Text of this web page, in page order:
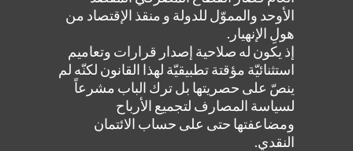
الأوحد والمموّل للدولة و منقذ الإقتصاد من
هولِ الإنهيار.
إذ يكون له صلاحية إصدار قرارات وتعاميم
استثنائيّة مؤقتة تطبيقيّة لهذا القانون لكنّه لم
ينصّ على حصريتها بل ترك الباب مشرعاً
لسياسة المصارف لتجميع الأرباح
ومضاعفتها حتى على حساب الائتمان
النقدي.